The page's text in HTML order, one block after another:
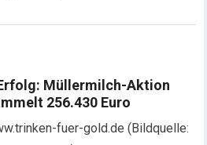
Müllermilch-Aktion
256.430 Euro
fuer-gold.de (Bildquelle: